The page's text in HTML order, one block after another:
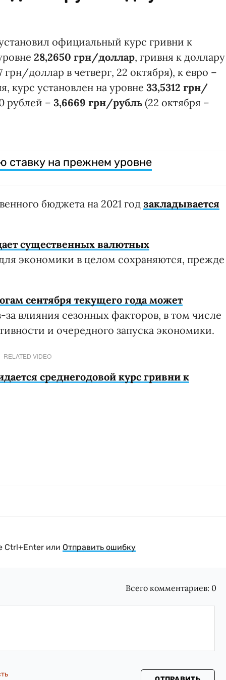
официальный курс гривни к
28,2650 грн/доллар, гривня к доллару
доллар в четверг, 22 октября), к евро –
курс установлен на уровне 33,5312 грн/
рублей – 3,6669 грн/рубль (22 октября –
ставку на прежнем уровне
бюджета на 2021 год закладывается
существенных валютных
экономики в целом сохраняются, прежде
сентября текущего года может
за влияния сезонных факторов, в том числе
и очередного запуска экономики.
RELATED VIDEO
среднегодовой курс гривни к
Ctrl+Enter или Отправить ошибку
Всего комментариев: 0